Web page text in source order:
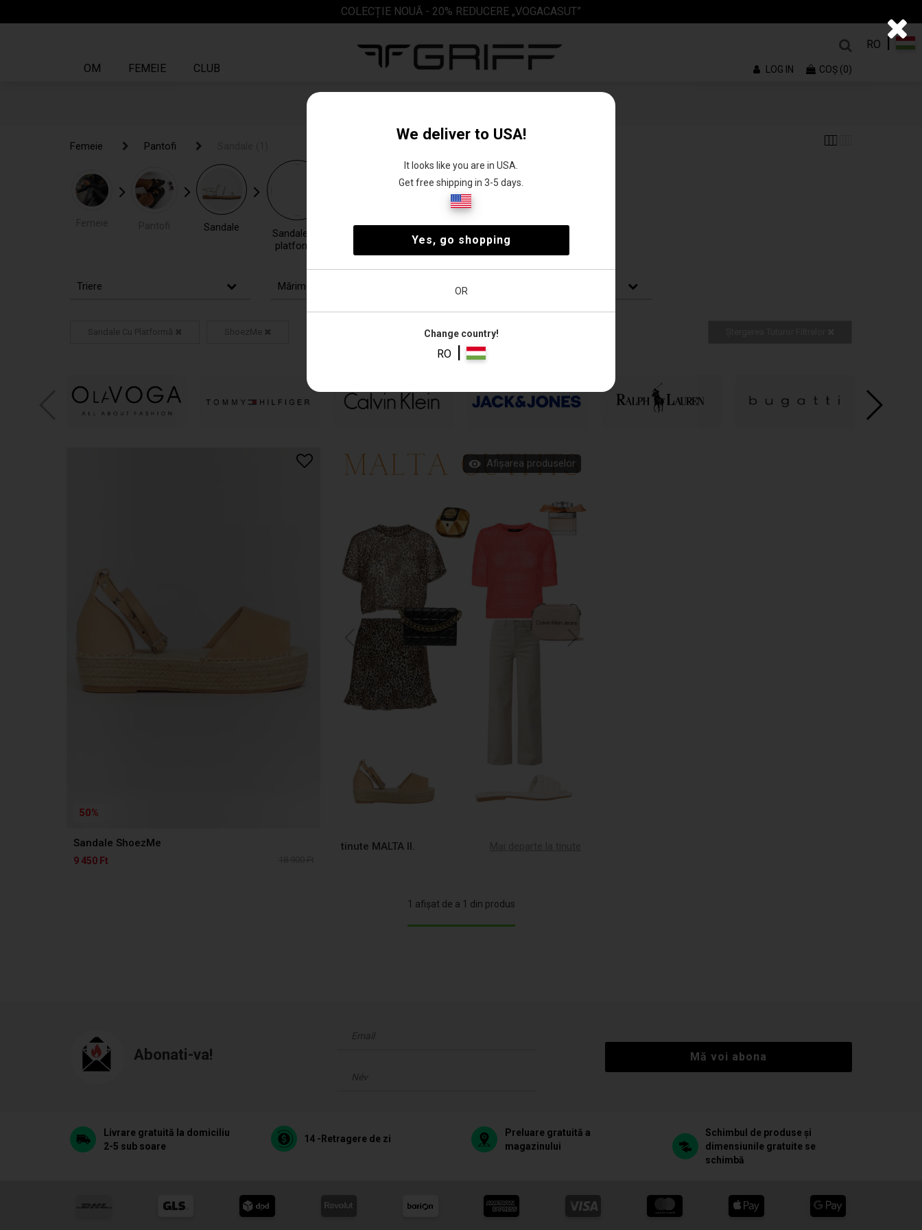
COLECȚIE NOUĂ - 20% REDUCERE „VOGACASUT”
RO |
OM FEMEIE CLUB LOG IN COŞ (0)
Femeie Pantofi
Femeie Pantofi
Sandale
Sandale cu
platformă
Sandale plate
Triere Mărimea
Sandale Cu Platformă ShoezMe
50%
Sandale ShoezMe
9 450 Ft
Afișarea produselor
tinute MALTA II.
1 afișat de a 1 din produs
Abonati-va! Mă voi abona
Livrare gratuită la domiciliu
2-5 sub soare
14 -Retragere de zi
Preluare gratuită a
magazinului
Schimbul de produse și
dimensiunile gratuite se
schimbă
We deliver to USA!
It looks like you are in USA.
Get free shipping in 3-5 days.
Yes, go shopping
OR
Change country!
RO